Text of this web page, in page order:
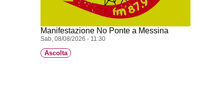
Manifestazione No Ponte a Messina
Sab, 08/08/2026 - 11:30
Ascolta